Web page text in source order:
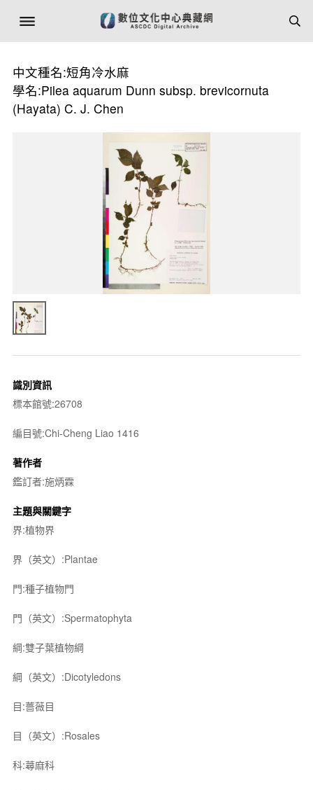
中文種名:短角冷水麻
學名:Pilea aquarum Dunn subsp. brevicornuta
(Hayata) C. J. Chen
識別資訊
標本館號:26708
編目號:Chi-Cheng Liao 1416
著作者
鑑訂者:施炳霖
主題與關鍵字
界:植物界
界（英文）:Plantae
門:種子植物門
門（英文）:Spermatophyta
綱:雙子葉植物綱
綱（英文）:Dicotyledons
目:薔薇目
目（英文）:Rosales
科:蕁麻科